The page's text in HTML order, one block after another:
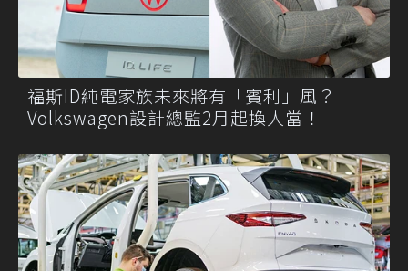
福斯ID純電家族未來將有「賓利」風？
Volkswagen設計總監2月起換人當！